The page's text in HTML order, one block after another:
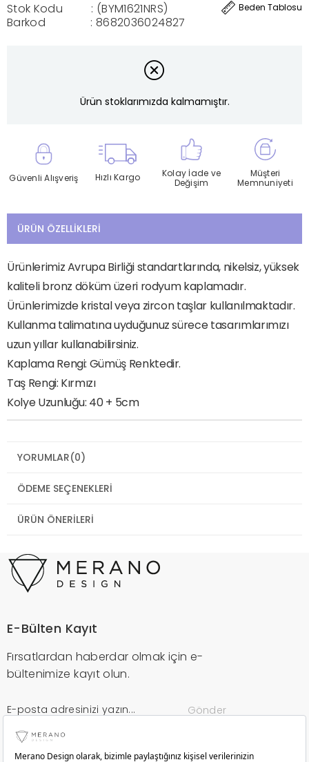
Beden Tablosu
Stok Kodu
(BYM1621NRS)
Barkod
: 8682036024827
Ürün stoklarımızda kalmamıştır.
Güvenli Alışveriş Hızlı Kargo
Kolay İade ve
Değişim
Müşteri
Memnuniyeti
ÜRÜN ÖZELLIKLERI
Ürünlerimiz Avrupa Birliği standartlarında, nikelsiz, yüksek
kaliteli bronz döküm üzeri rodyum kaplamadır.
Ürünlerimizde kristal veya zircon taşlar kullanılmaktadır.
Kullanma talimatına uyduğunuz sürece tasarımlarımızı
uzun yıllar kullanabilirsiniz.
Kaplama Rengi: Gümüş Renktedir.
Taş Rengi: Kırmızı
Kolye Uzunluğu: 40 + 5cm
YORUMLAR(0)
ÖDEME SEÇENEKLERI
ÜRÜN ÖNERILERI
E-Bülten Kayıt
Fırsatlardan haberdar olmak için e-
bültenimize kayıt olun.
Gönder
Kurumsal